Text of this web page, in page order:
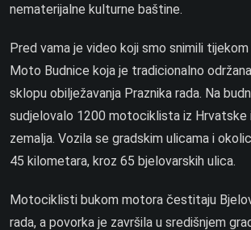
nematerijalne kulturne baštine.
Pred vama je video koji smo snimili
Moto Budnice koja je tradicionalno
sklopu obilježavanja Praznika rada. Na
sudjelovalo 1200 motociklista iz Hrvatske
zemalja. Vozila se gradskim ulicama i
45 kilometara, kroz 65 bjelovarskih ulica.
Motociklisti bukom motora čestitaju
rada, a povorka je završila u središnjem